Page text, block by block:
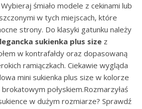
śmiało modele z cekinami lub
w tych miejscach, które
strony. Do klasyki gatunku należy
sukienka plus sizez
w kontrafałdy oraz dopasowaną
ramiączkach. Ciekawie wygląda
mini sukienka plus size w kolorze
połyskiem.Rozmarzyłaś
w dużym rozmiarze? Sprawdź